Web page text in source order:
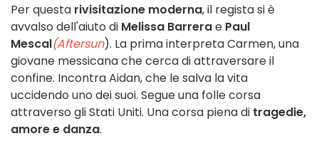
Per questa rivisitazione moderna, il regista si è
avvalso dell'aiuto di Melissa Barrerae Paul
Mescal(Aftersun). La prima interpreta Carmen, una
giovane messicana che cerca di attraversare il
confine. Incontra Aidan, che le salva la vita
uccidendo uno dei suoi. Segue una folle corsa
attraverso gli Stati Uniti. Una corsa piena di tragedie,
amore e danza.